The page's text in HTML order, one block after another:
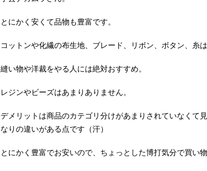
とにかく安くて品物も豊富です。
コットンや化繊の布生地、ブレード、リボン、ボタン、糸
縫い物や洋裁をやる人には絶対おすすめ。
レジンやビーズはあまりありません。
デメリットは商品のカテゴリ分けがあまりされていなくて
なりの違いがある点です（汗）
とにかく豊富でお安いので、ちょっとした博打気分で買い